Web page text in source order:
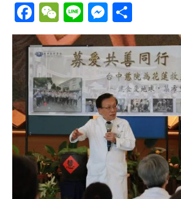
Facebook
WeChat
Line
享